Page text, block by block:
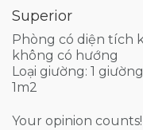
Superior
Phòng có diện tích
không có hướng
Loại giường: 1
1m2
Your opinion counts!